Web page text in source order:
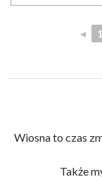
◄ 1
Wiosna to czas
Także